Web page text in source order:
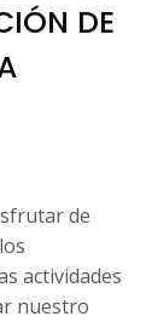
DE
de
actividades
nuestro